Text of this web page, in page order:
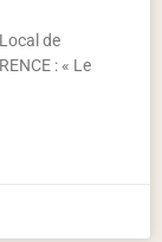
de
: « Le